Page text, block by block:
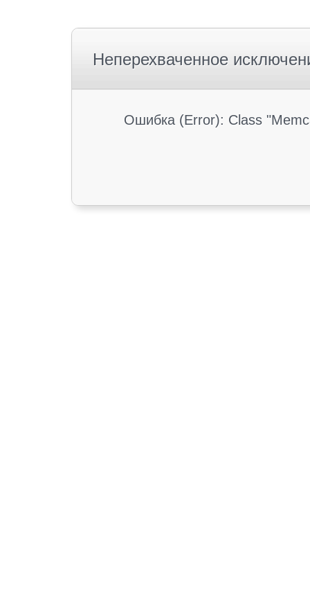
Неперехваченное
Ошибка (Error): Class